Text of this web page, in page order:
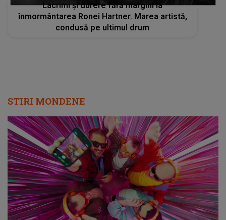
Lacrimi şi durere fără margini la
înmormântarea Ronei Hartner. Marea artistă,
condusă pe ultimul drum
STIRI MONDENE